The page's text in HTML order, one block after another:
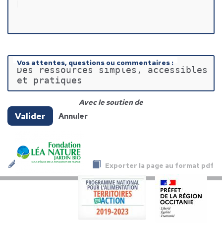
Vos attentes, questions ou commentaires :
Des ressources simples, accessibles
et pratiques
Valider Annuler
Exporter la page au format pdf
Avec le soutien de